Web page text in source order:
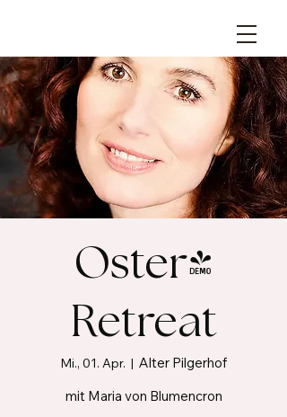
Oster-
Retreat
Mi., 01. Apr.
  |
Alter Pilgerhof
mit Maria von Blumencron